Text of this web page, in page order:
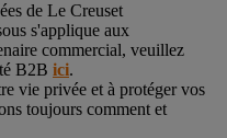
de Le Creuset
s'applique aux
commercial, veuillez
B2B ici.
vie privée et à protéger vos
toujours comment et